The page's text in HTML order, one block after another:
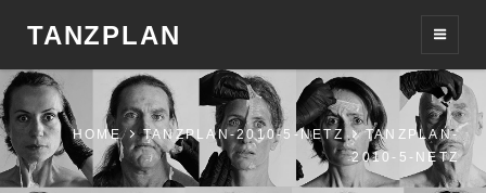
TANZPLAN
HOME TANZPLAN-2010-5-NETZ
TANZPLAN-
2010-5-NETZ